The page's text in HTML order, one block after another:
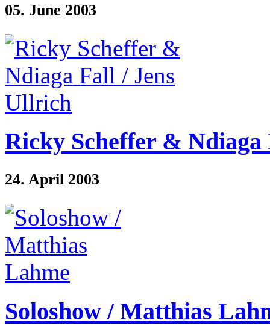
05. June 2003
Ricky Scheffer &
24. April 2003
Soloshow / Matthias